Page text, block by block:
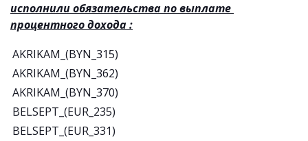
исполнили обязательства повыплате
процентного дохода:
AKRIKAM_(BYN_315)
AKRIKAM_(BYN_362)
AKRIKAM_(BYN_370)
BELSEPT_(EUR_235)
BELSEPT_(EUR_331)